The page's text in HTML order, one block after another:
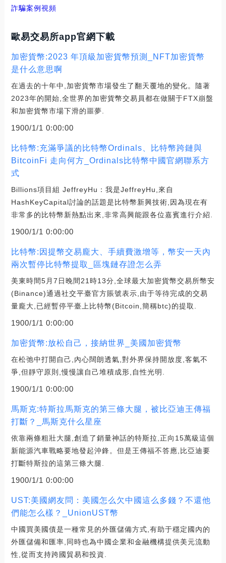
詐騙案例視頻
歐易交易所app官網下載
加密貨幣:2023 年頂級加密貨幣預測_NFT加密貨幣
是什么意思啊
在過去的十年中,加密貨幣市場發生了翻天覆地的變化。隨著
2023年的開始,全世界的加密貨幣交易員都在做關于FTX崩盤
和加密貨幣市場下滑的噩夢.
1900/1/1 0:00:00
比特幣:充滿爭議的比特幣Ordinals、比特幣跨鏈與
BitcoinFi 走向何方_Ordinals比特幣中國官網聯系方
式
Billions項目組 JeffreyHu：我是JeffreyHu,來自
HashKeyCapital討論的話題是比特幣新興技術,因為現在有
非常多的比特幣新熱點出來,非常高興能跟各位嘉賓進行介紹.
1900/1/1 0:00:00
比特幣:因提幣交易龐大、手續費激增等，幣安一天內
兩次暫停比特幣提取_區塊鏈存證怎么弄
美東時間5月7日晚間21時13分,全球最大加密貨幣交易所幣安
(Binance)通過社交平臺官方賬號表示,由于等待完成的交易
量龐大,已經暫停平臺上比特幣(Bitcoin,簡稱btc)的提取.
1900/1/1 0:00:00
加密貨幣:放松自己，接納世界_美國加密貨幣
在松弛中打開自己,內心闊朗透氣,對外界保持開放度,客氣不
爭,但靜守原則,慢慢讓自己堆積成形,自性光明.
1900/1/1 0:00:00
馬斯克:特斯拉馬斯克的第三條大腿，被比亞迪王傳福
打斷？_馬斯克什么星座
依靠兩條粗壯大腿,創造了銷量神話的特斯拉,正向15萬級這個
新能源汽車戰略要地發起沖鋒。但是王傳福不答應,比亞迪要
打斷特斯拉的這第三條大腿.
1900/1/1 0:00:00
UST:美國網友問：美國怎么欠中國這么多錢？不還他
們能怎么樣？_UnionUST幣
中國買美國債是一種常見的外匯儲備方式,有助于穩定國內的
外匯儲備和匯率,同時也為中國企業和金融機構提供美元流動
性,從而支持跨國貿易和投資.